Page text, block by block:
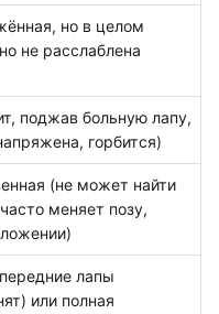
но в целом
не расслаблена
поджав больную лапу,
горбится)
(не может найти
меняет позу,
лапы
или полная